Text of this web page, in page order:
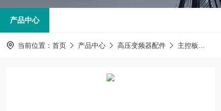
产品中心
当前位置： 首页 产品中心 高压变频器配件 主控板